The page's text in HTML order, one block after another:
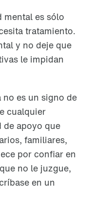
mental es sólo
tratamiento.
y no deje que
le impidan
no es un signo de
cualquier
de apoyo que
familiares,
por confiar en
no le juzgue,
en un